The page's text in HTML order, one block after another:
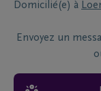
Domicilié(e) à
Envoyez un